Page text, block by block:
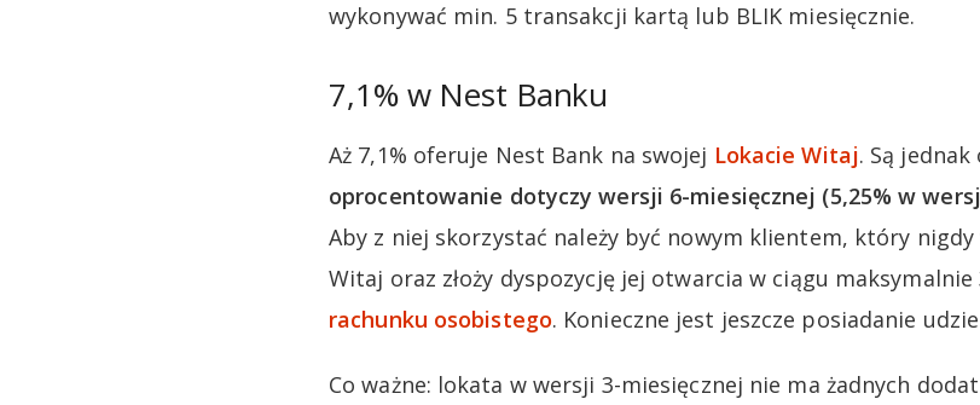
wykonywać min. 5 transakcji kartą lub BLIK miesięcznie.
7,1% w Nest Banku
Aż 7,1% oferuje Nest Bank na swojej Lokacie Witaj. Są
oprocentowanie dotyczy wersji 6-miesięcznej (5,25% w
Aby z niej skorzystać należy być nowym klientem, który nigdy
Witaj oraz złoży dyspozycję jej otwarcia w ciągu
rachunku osobistego. Konieczne jest jeszcze posiadanie
Co ważne: lokata w wersji 3-miesięcznej nie ma żadnych